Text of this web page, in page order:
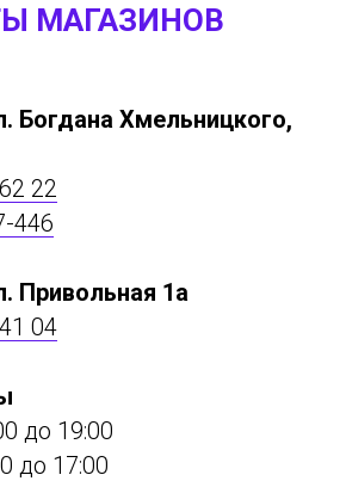
МАГАЗИНОВ
Богдана Хмельницкого,
22
446
Привольная 1а
04
до 19:00
до 17:00